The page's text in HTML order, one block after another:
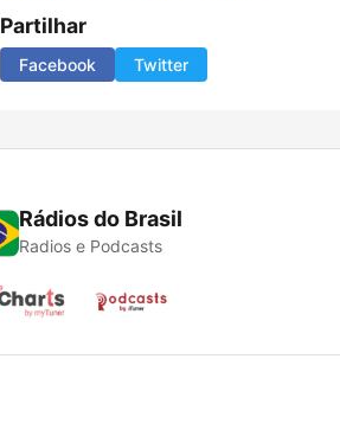
Partilhar
Facebook Twitter
Rádios do Brasil
Radios e Podcasts